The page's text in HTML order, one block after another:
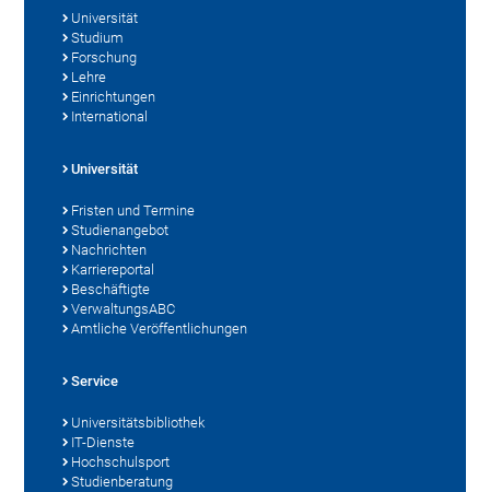
Universität
Studium
Forschung
Lehre
Einrichtungen
International
Universität
Fristen und Termine
Studienangebot
Nachrichten
Karriereportal
Beschäftigte
VerwaltungsABC
Amtliche Veröffentlichungen
Service
Universitätsbibliothek
IT-Dienste
Hochschulsport
Studienberatung